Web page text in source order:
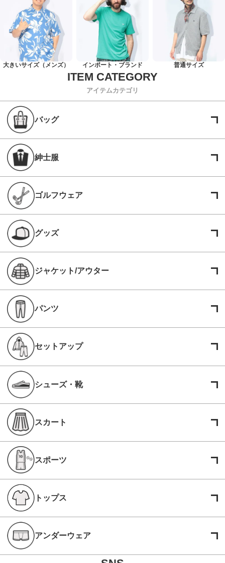
大きいサイズ（メンズ） インポート・ブランド 普通サイズ
アイテムカテゴリ
バッグ
紳士服
ゴルフウェア
グッズ
ジャケット/アウター
パンツ
セットアップ
シューズ・靴
スカート
スポーツ
トップス
アンダーウェア